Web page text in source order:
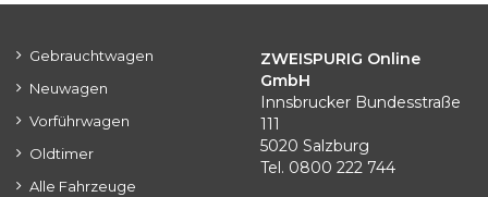
Gebrauchtwagen
Neuwagen
Vorführwagen
Oldtimer
Alle Fahrzeuge
ZWEISPURIG Online
GmbH
Innsbrucker Bundesstraße
111
5020 Salzburg
Tel. 0800 222 744